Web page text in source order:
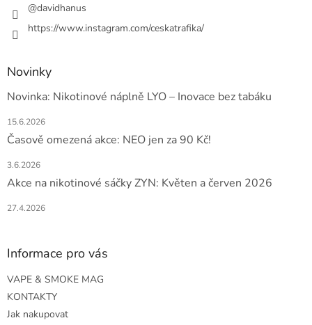
p
@davidhanus
https://www.instagram.com/ceskatrafika/
Novinky
Novinka: Nikotinové náplně LYO – Inovace bez tabáku
15.6.2026
Časově omezená akce: NEO jen za 90 Kč!
3.6.2026
Akce na nikotinové sáčky ZYN: Květen a červen 2026
27.4.2026
Informace pro vás
VAPE & SMOKE MAG
KONTAKTY
Jak nakupovat